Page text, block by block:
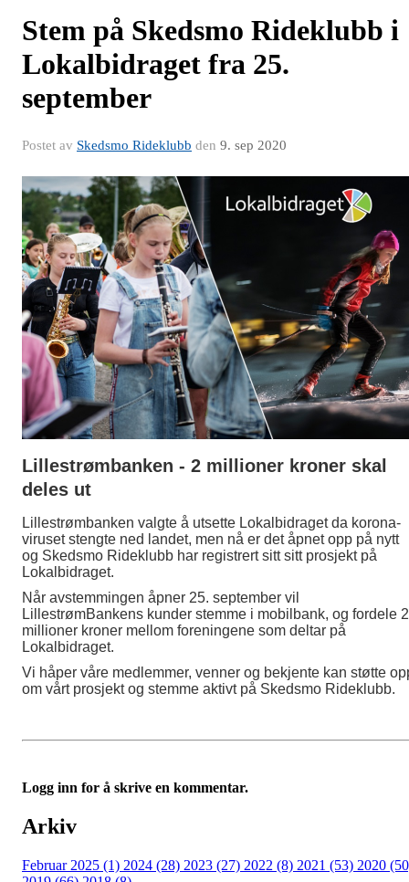
Stem på Skedsmo Rideklubb i
Lokalbidraget fra 25.
september
Postet av Skedsmo Rideklubb den 9. sep 2020
Lillestrømbanken - 2 millioner kroner skal
deles ut
Lillestrømbanken valgte å utsette Lokalbidraget da korona-
viruset stengte ned landet, men nå er det åpnet opp på nytt
og Skedsmo Rideklubb har registrert sitt sitt prosjekt på
Lokalbidraget.
Når avstemmingen åpner 25. september vil
LillestrømBankens kunder stemme i mobilbank, og fordele 2
millioner kroner mellom foreningene som deltar på
Lokalbidraget.
Vi håper våre medlemmer, venner og bekjente kan støtte
om vårt prosjekt og stemme aktivt på Skedsmo Rideklubb.
Logg inn for å skrive en kommentar.
Arkiv
Februar 2025 (1) 2024 (28) 2023 (27) 2022 (8) 2021 (53) 2020